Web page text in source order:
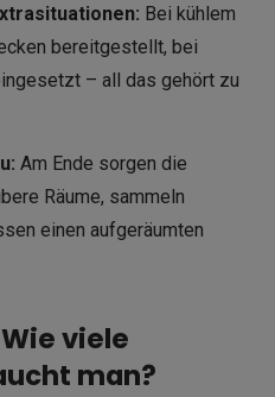
Bei kühlem
bereitgestellt, bei
– all das gehört zu
Am Ende sorgen die
Räume, sammeln
einen aufgeräumten
viele
man?